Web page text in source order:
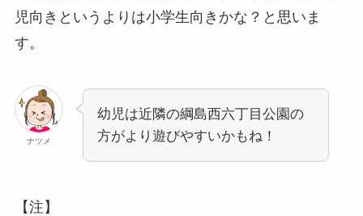
児向きというよりは小学生向きかな？と思いま
す。
ナツメ
幼児は近隣の綱島西六丁目公園の
方がより遊びやすいかもね！
【注】